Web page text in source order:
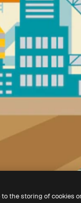
the storing of cookies